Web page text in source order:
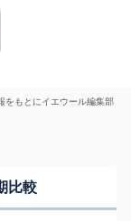
をもとにイエウール編集部
比較